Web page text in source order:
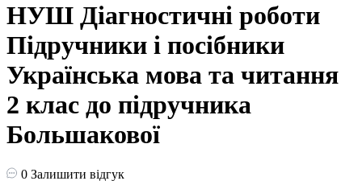
НУШ Діагностичні роботи
Пiдручники i посiбники
Українська мова та читання
2 клас до підручника
Большакової
0 Залишити відгук